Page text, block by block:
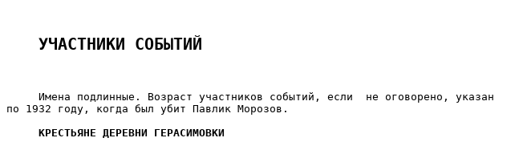
УЧАСТНИКИ СОБЫТИЙ
     Имена подлинные. Возраст участников событий, если  не оговорено, указан
по 1932 году, когда был убит Павлик Морозов.
КРЕСТЬЯНЕ ДЕРЕВНИ ГЕРАСИМОВКИ